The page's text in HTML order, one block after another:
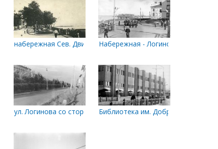
набережная Сев. Двины Набережная - Логинова
ул. Логинова со стороны НабережнойБиблиотека им. Добролюбова